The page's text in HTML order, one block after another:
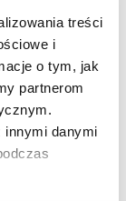
treści
i
o tym, jak
partnerom
innymi danymi